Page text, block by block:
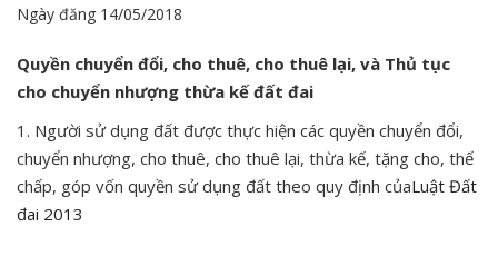
Ngày đăng 14/05/2018
Quyền chuyển đổi, cho thuê, cho thuê lại, và Thủ tục
cho chuyển nhượng thừa kế đất đai
1. Người sử dụng đất được thực hiện các quyền chuyển đổi,
chuyển nhượng, cho thuê, cho thuê lại, thừa kế, tặng cho, thế
chấp, góp vốn quyền sử dụng đất theo quy định củaLuật Đất
đai 2013